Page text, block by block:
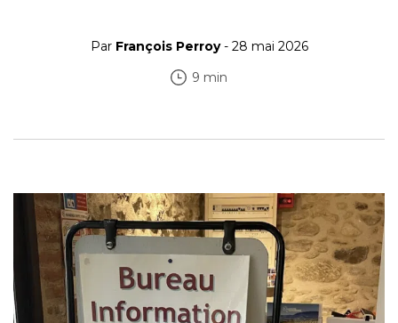
Par François Perroy- 28 mai 2026
9 min